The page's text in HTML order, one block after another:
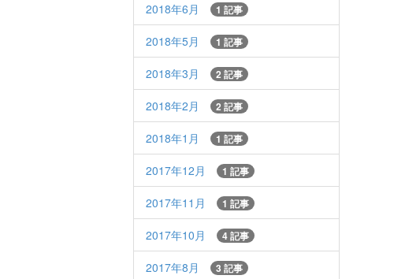
2018年6月 1 記事
2018年5月 1 記事
2018年3月 2 記事
2018年2月 2 記事
2018年1月 1 記事
2017年12月 1 記事
2017年11月 1 記事
2017年10月 4 記事
2017年8月 3 記事